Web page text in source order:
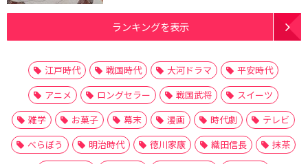
ランキングを表示
江戸時代 戦国時代 大河ドラマ
平安時代
アニメ
ロングセラー 戦国武将
スイーツ
雑学
お菓子 幕末 漫画 時代劇
テレビ
べらぼう
明治時代 徳川家康 織田信長
抹茶